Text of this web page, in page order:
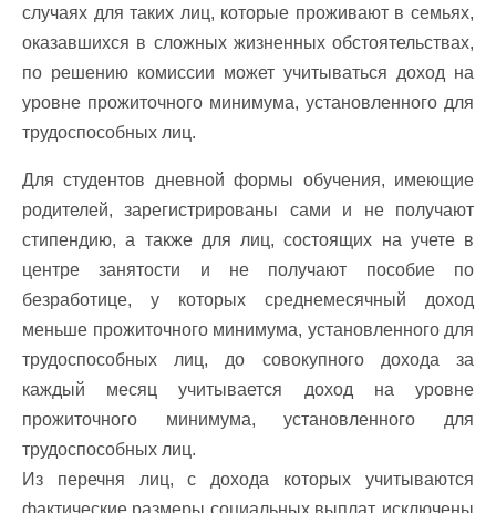
случаях для таких лиц, которые проживают в семьях,
оказавшихся в сложных жизненных обстоятельствах,
по решению комиссии может учитываться доход на
уровне прожиточного минимума, установленного для
трудоспособных лиц.
Для студентов дневной формы обучения, имеющие
родителей, зарегистрированы сами и не получают
стипендию, а также для лиц, состоящих на учете в
центре занятости и не получают пособие по
безработице, у которых среднемесячный доход
меньше прожиточного минимума, установленного для
трудоспособных лиц, до совокупного дохода за
каждый месяц учитывается доход на уровне
прожиточного минимума, установленного для
трудоспособных лиц.
Из перечня лиц, с дохода которых учитываются
фактические размеры социальных выплат, исключены